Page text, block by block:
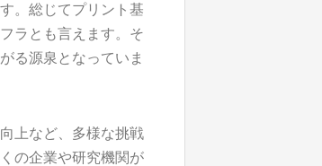
。総じてプリント基
ラとも言えます。そ
る源泉となっていま
上など、多様な挑戦
の企業や研究機関が